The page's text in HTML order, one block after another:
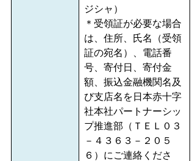
ジシャ）
＊受領証が必要な場合
は、住所、氏名（受領
証の宛名）、電話番
号、寄付日、寄付金
額、振込金融機関名及
び支店名を日本赤十字
社本社パートナーシッ
プ推進部（ＴＥＬ０３
－４３６３－２０５
６）にご連絡くださ